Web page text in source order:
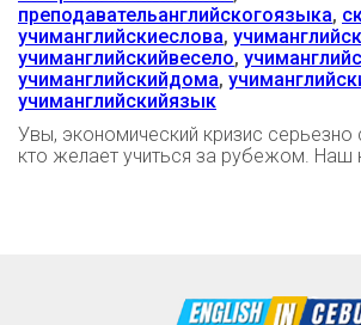
преподавательанглийскогоязыка,
учиманглийскиеслова,
учиманглийскийвесело,
учиманглийскийдома,
учиманглийскийязык
Увы, экономический кризис серьезно
кто желает учиться за рубежом. Наш